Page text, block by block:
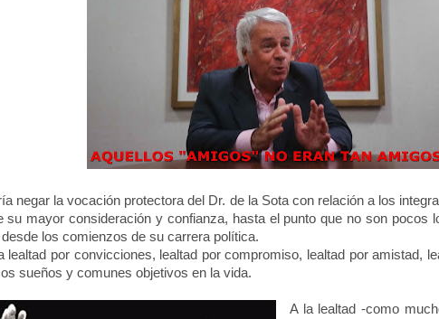
negar la vocación protectora del Dr. de la Sotacon relación a los
su mayor consideración y confianza, hasta el punto que no son pocos
los comienzos de su carrera política.
por convicciones, lealtad por compromiso, lealtad por amistad,
sueños y comunes objetivos en la vida.
A la lealtad -como